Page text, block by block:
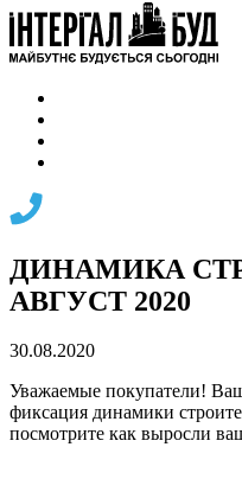
ДИНАМИКА
АВГУСТ 2020
30.08.2020
Уважаемые покупатели!
фиксация динамики
посмотрите как выросли